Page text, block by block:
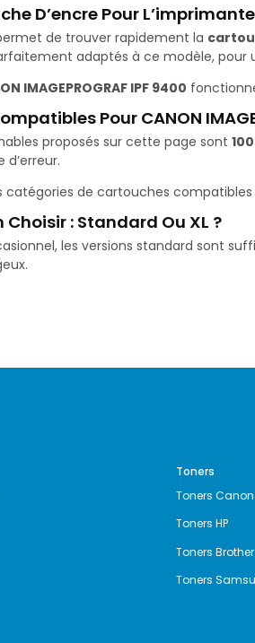
D’encre Pour L’imprimante
de trouver rapidement la
adaptés à ce modèle, pour
IMAGEPROGRAF IPF 9400
Pour CANON
proposés sur cette page sont
catégories de cartouches compatibles
Choisir : Standard Ou XL ?
les versions standard sont
Toners
Toners Canon
Toners HP
Toners Brother
Toners